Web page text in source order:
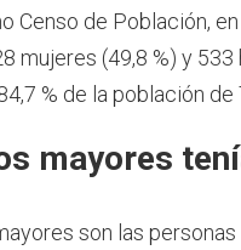
Censo de Población,
mujeres (49,8 %) y
% de la población de
mayores
son las